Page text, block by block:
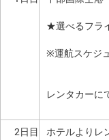
★選べるフラ
※運航スケジ
レンタカーに
2日目 ホテルよりレ